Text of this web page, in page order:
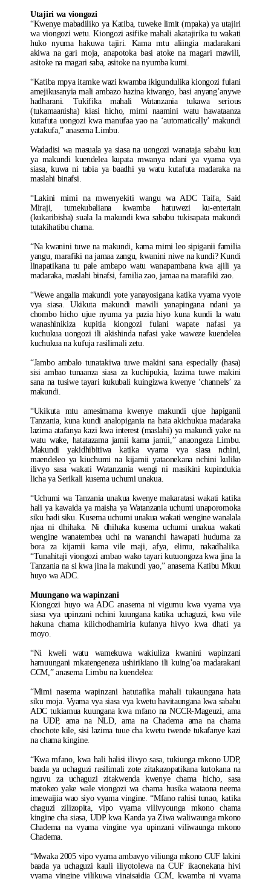
Utajiri wa viongozi
“Kwenye mabadiliko ya Katiba, tuweke limit (mpaka) ya utajiri
wa viongozi wetu. Kiongozi asifike mahali akatajirika tu wakati
huko nyuma hakuwa tajiri. Kama mtu aliingia madarakani
akiwa na gari moja, anapotoka basi atoke na magari mawili,
asitoke na magari saba, asitoke na nyumba kumi.
“Katiba mpya itamke wazi kwamba ikigundulika kiongozi fulani
amejikusanyia mali ambazo hazina kiwango, basi anyang’anywe
hadharani. Tukifika mahali Watanzania tukawa serious
(tukamaanisha) kiasi hicho, mimi naamini watu hawataanza
kutafuta uongozi kwa manufaa yao na ‘automatically’ makundi
yatakufa,” anasema Limbu.
Wadadisi wa masuala ya siasa na uongozi wanataja sababu kuu
ya makundi kuendelea kupata mwanya ndani ya vyama vya
siasa, kuwa ni tabia ya baadhi ya watu kutafuta madaraka na
maslahi binafsi.
“Lakini mimi na mwenyekiti wangu wa ADC Taifa, Said
Miraji, tumekubaliana kwamba hatuwezi ku-entertain
(kukaribisha) suala la makundi kwa sababu tukisapata makundi
tutakihatibu chama.
“Na kwanini tuwe na makundi, kama mimi leo sipiganii familia
yangu, marafiki na jamaa zangu, kwanini niwe na kundi? Kundi
linapatikana tu pale ambapo watu wanapambana kwa ajili ya
madaraka, maslahi binafsi, familia zao, jamaa na marafiki zao.
“Wewe angalia makundi yote yanayosigana katika vyama vyote
vya siasa. Ukikuta makundi mawili yanapingana ndani ya
chombo hicho ujue nyuma ya pazia hiyo kuna kundi la watu
wanashinikiza kupitia kiongozi fulani wapate nafasi ya
kuchukua uongozi ili akishinda nafasi yake waweze kuendelea
kuchukua na kufuja rasilimali zetu.
“Jambo ambalo tunatakiwa tuwe makini sana especially (hasa)
sisi ambao tunaanza siasa za kuchipukia, lazima tuwe makini
sana na tusiwe tayari kukubali kuingizwa kwenye ‘channels’ za
makundi.
“Ukikuta mtu amesimama kwenye makundi ujue hapiganii
Tanzania, kuna kundi analopigania na hata akichukua madaraka
lazima atafanya kazi kwa interest (maslahi) ya makundi yake na
watu wake, hatatazama jamii kama jamii,” anaongeza Limbu.
Makundi yakidhibitiwa katika vyama vya siasa nchini,
maendeleo ya kiuchumi na kijamii yataonekana nchini kuliko
ilivyo sasa wakati Watanzania wengi ni masikini kupindukia
licha ya Serikali kusema uchumi unakua.
“Uchumi wa Tanzania unakua kwenye makaratasi wakati katika
hali ya kawaida ya maisha ya Watanzania uchumi unaporomoka
siku hadi siku. Kusema uchumi unakua wakati wengine wanalala
njaa ni dhihaka. Ni dhihaka kusema uchumi unakua wakati
wengine wanatembea uchi na wananchi hawapati huduma za
bora za kijamii kama vile maji, afya, elimu, nakadhalika.
“Tunahitaji viongozi ambao wako tayari kutuongoza kwa jina la
Tanzania na si kwa jina la makundi yao,” anasema Katibu Mkuu
huyo wa ADC.
Muungano wa wapinzani
Kiongozi huyo wa ADC anasema ni vigumu kwa vyama vya
siasa vya upinzani nchini kuungana katika uchaguzi, kwa vile
hakuna chama kilichodhamiria kufanya hivyo kwa dhati ya
moyo.
“Ni kweli watu wamekuwa wakiuliza kwanini wapinzani
hamuungani mkatengeneza ushirikiano ili kuing’oa madarakani
CCM,” anasema Limbu na kuendelea:
“Mimi nasema wapinzani hatutafika mahali tukaungana hata
siku moja. Vyama vya siasa vya kwetu havitaungana kwa sababu
ADC tukiamua kuungana kwa mfano na NCCR-Mageuzi, ama
na UDP, ama na NLD, ama na Chadema ama na chama
chochote kile, sisi lazima tuue cha kwetu twende tukafanye kazi
na chama kingine.
“Kwa mfano, kwa hali halisi ilivyo sasa, tukiunga mkono UDP,
baada ya uchaguzi rasilimali zote zitakazopatikana kutokana na
nguvu za uchaguzi zitakwenda kwenye chama hicho, sasa
matokeo yake wale viongozi wa chama husika wataona neema
imewaijia wao siyo vyama vingine. “Mfano rahisi tunao, katika
chaguzi zilizopita, vipo vyama vilivyounga mkono chama
kingine cha siasa, UDP kwa Kanda ya Ziwa waliwaunga mkono
Chadema na vyama vingine vya upinzani viliwaunga mkono
Chadema.
“Mwaka 2005 vipo vyama ambavyo viliunga mkono CUF lakini
baada ya uchaguzi kauli iliyotolewa na CUF ikaonekana hivi
vyama vingine vilikuwa vinaisaidia CCM, kwamba ni vyama